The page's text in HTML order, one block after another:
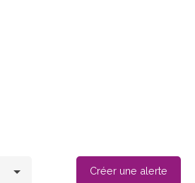
Créer une alerte